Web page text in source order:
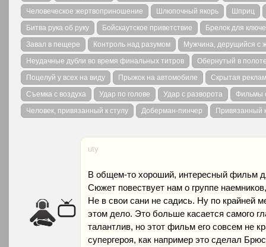
Человеческое жертвоприношение
Шлюпочный якорь
Шприц
Битва рука об руку
Бойскаутское приветствие
Брелок для
Завал в пещере
Контроль над разумом
Мужчина, дерущийся с
Неудачные дубли во время финальных титров
Обернутый в
Поцелуй у всех на виду
Прыжок на автомобиле
Скрытая
Съемка с воздуха
Удар по голове Удар с разворота
Фильмы
Человек, привязанный к стулу
Доберман-пинчер Привязанный
uty
В общем-то хороший, интересный фильм
Сюжет повествует нам о группе
Не в свои сани не садись. Ну по крайней
этом дело. Это больше касается самого
талантлив, но этот фильм его совсем не
супергероя, как например это сделал